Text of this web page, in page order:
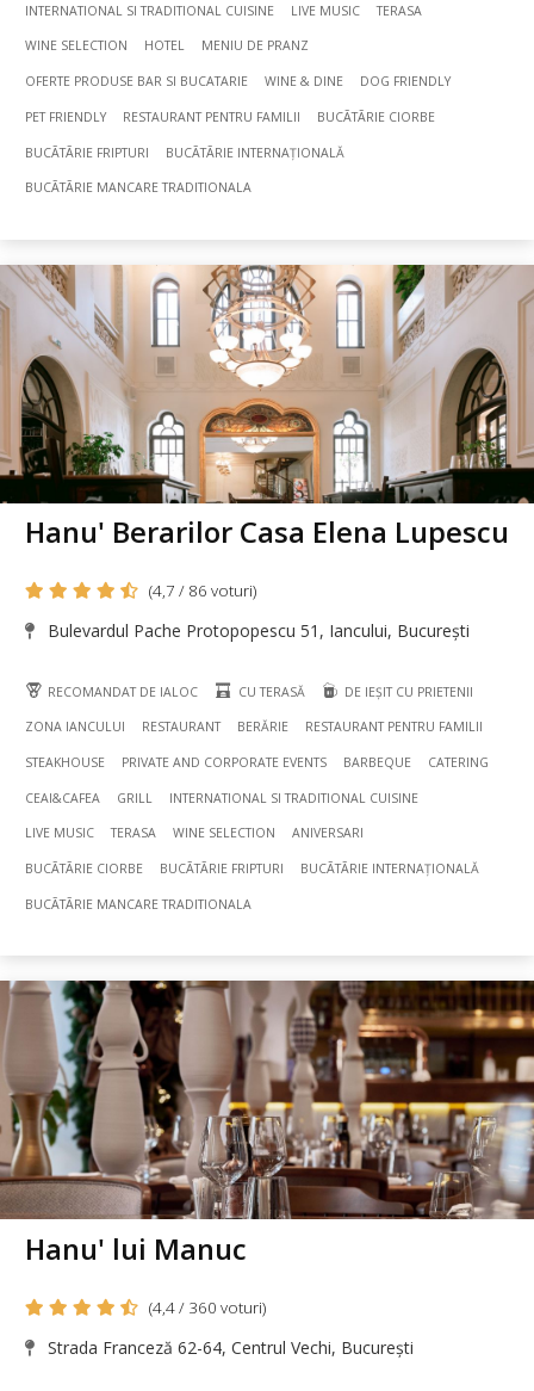
INTERNATIONAL SI TRADITIONAL CUISINE LIVE MUSIC TERASA
WINE SELECTION HOTEL MENIU DE PRANZ
OFERTE PRODUSE BAR SI BUCATARIE WINE & DINE DOG FRIENDLY
PET FRIENDLY RESTAURANT PENTRU FAMILII BUCÃTÃRIE CIORBE
BUCÃTÃRIE FRIPTURI BUCÃTÃRIE INTERNAȚIONALĂ
BUCÃTÃRIE MANCARE TRADITIONALA
Hanu' Berarilor Casa Elena Lupescu
(4,7 / 86 voturi)
Bulevardul Pache Protopopescu 51, Iancului, București
RECOMANDAT DE IALOC CU TERASĂ DE IEȘIT CU PRIETENII
ZONA IANCULUI RESTAURANT BERĂRIE RESTAURANT PENTRU FAMILII
STEAKHOUSE PRIVATE AND CORPORATE EVENTS BARBEQUE CATERING
CEAI&CAFEA GRILL INTERNATIONAL SI TRADITIONAL CUISINE
LIVE MUSIC TERASA WINE SELECTION ANIVERSARI
BUCÃTÃRIE CIORBE BUCÃTÃRIE FRIPTURI BUCÃTÃRIE INTERNAȚIONALĂ
BUCÃTÃRIE MANCARE TRADITIONALA
Hanu' lui Manuc
(4,4 / 360 voturi)
Strada Franceză 62-64, Centrul Vechi, București